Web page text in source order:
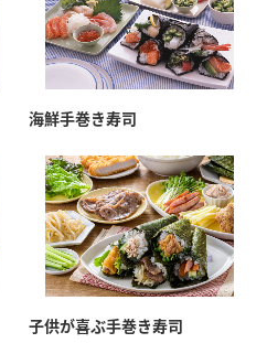
海鮮手巻き寿司
子供が喜ぶ手巻き寿司